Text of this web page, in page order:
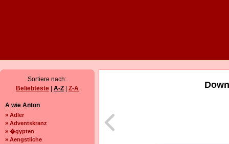
Sortiere nach:
Beliebteste
A-Z Z-A
A wie Anton
» Adler
» Adventskranz
» �gypten
» Aengstliche